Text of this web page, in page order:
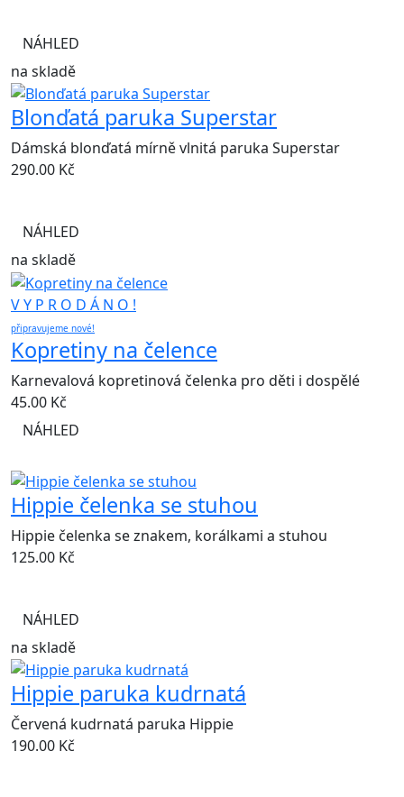
NÁHLED
na skladě
Blonďatá paruka Superstar
Dámská blonďatá mírně vlnitá paruka Superstar
290.00 Kč
NÁHLED
na skladě
V Y P R O D Á N O !
připravujeme nové!
Kopretiny na čelence
Karnevalová kopretinová čelenka pro děti i dospělé
45.00 Kč
NÁHLED
Hippie čelenka se stuhou
Hippie čelenka se znakem, korálkami a stuhou
125.00 Kč
NÁHLED
na skladě
Hippie paruka kudrnatá
Červená kudrnatá paruka Hippie
190.00 Kč